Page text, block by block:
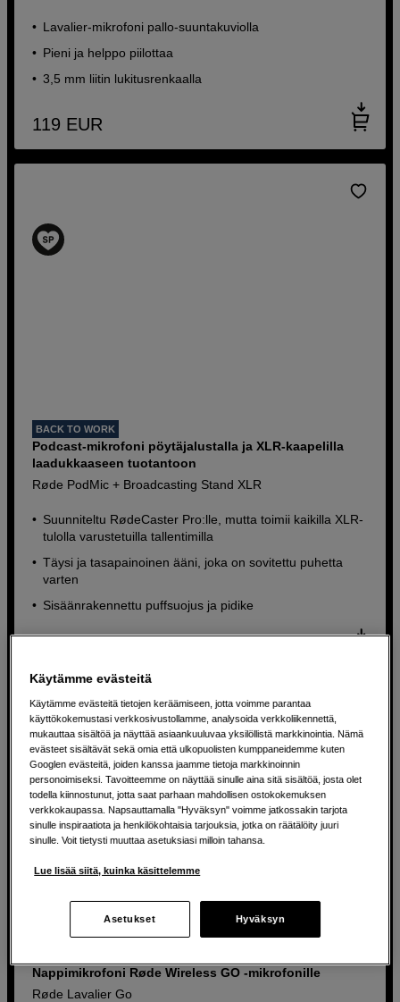
Lavalier-mikrofoni pallo-suuntakuviolla
Pieni ja helppo piilottaa
3,5 mm liitin lukitusrenkaalla
119 EUR
BACK TO WORK
Podcast-mikrofoni pöytäjalustalla ja XLR-kaapelilla
laadukkaaseen tuotantoon
Røde PodMic + Broadcasting Stand XLR
Suunniteltu RødeCaster Pro:lle, mutta toimii kaikilla XLR-
tulolla varustetuilla tallentimilla
Täysi ja tasapainoinen ääni, joka on sovitettu puhetta
varten
Sisäänrakennettu puffsuojus ja pidike
Nappimikrofoni Røde Wireless GO -mikrofonille
Røde Lavalier Go
Käytämme evästeitä
Käytämme evästeitä tietojen keräämiseen, jotta voimme parantaa
käyttökokemustasi verkkosivustollamme, analysoida verkkoliikennettä,
mukauttaa sisältöä ja näyttää asiaankuuluvaa yksilöllistä markkinointia. Nämä
evästeet sisältävät sekä omia että ulkopuolisten kumppaneidemme kuten
Googlen evästeitä, joiden kanssa jaamme tietoja markkinoinnin
personoimiseksi. Tavoitteemme on näyttää sinulle aina sitä sisältöä, josta olet
todella kiinnostunut, jotta saat parhaan mahdollisen ostokokemuksen
verkkokaupassa. Napsauttamalla "Hyväksyn" voimme jatkossakin tarjota
sinulle inspiraatiota ja henkilökohtaisia tarjouksia, jotka on räätälöity juuri
sinulle. Voit tietysti muuttaa asetuksiasi milloin tahansa.
Lue lisää siitä, kuinka käsittelemme
Asetukset Hyväksyn